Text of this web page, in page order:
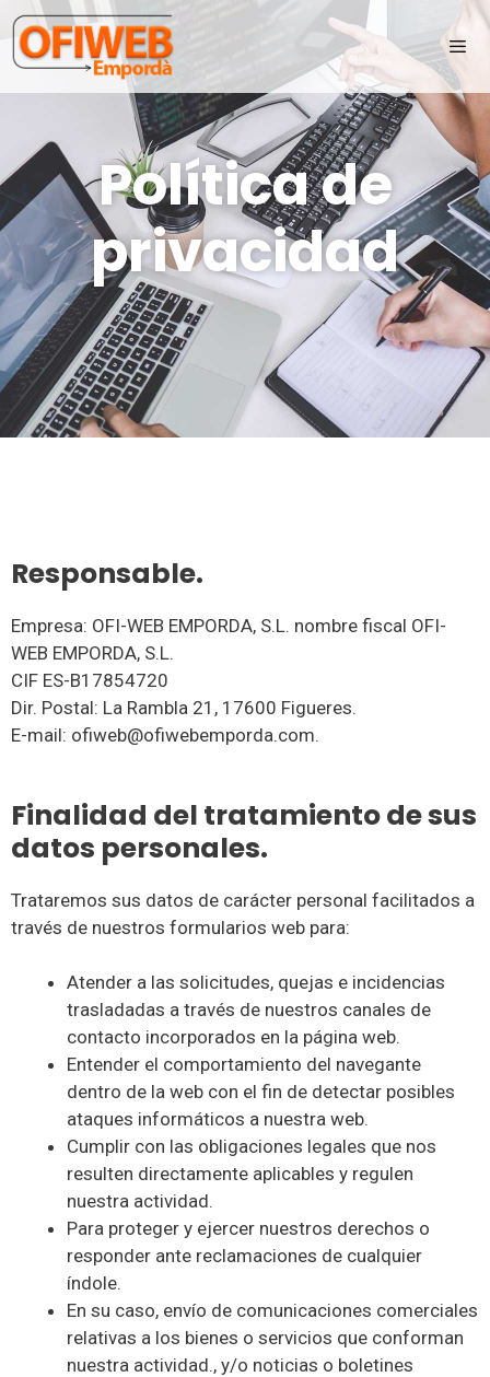
Política de
privacidad
Responsable.
Empresa: OFI-WEB EMPORDA, S.L. nombre fiscal OFI-
WEB EMPORDA, S.L.
CIF ES-B17854720
Dir. Postal: La Rambla 21, 17600 Figueres.
E-mail: ofiweb@ofiwebemporda.com.
Finalidad del tratamiento de sus
datos personales.
Trataremos sus datos de carácter personal facilitados a
través de nuestros formularios web para:
Atender a las solicitudes, quejas e incidencias
trasladadas a través de nuestros canales de
contacto incorporados en la página web.
Entender el comportamiento del navegante
dentro de la web con el fin de detectar posibles
ataques informáticos a nuestra web.
Cumplir con las obligaciones legales que nos
resulten directamente aplicables y regulen
nuestra actividad.
Para proteger y ejercer nuestros derechos o
responder ante reclamaciones de cualquier
índole.
En su caso, envío de comunicaciones comerciales
relativas a los bienes o servicios que conforman
nuestra actividad., y/o noticias o boletines